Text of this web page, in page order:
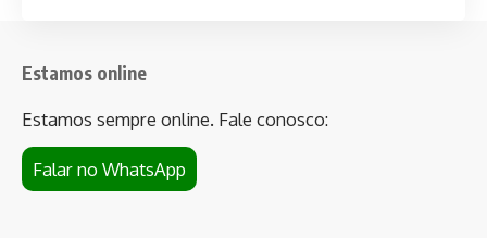
Estamos online
Estamos sempre online. Fale conosco:
Falar no WhatsApp